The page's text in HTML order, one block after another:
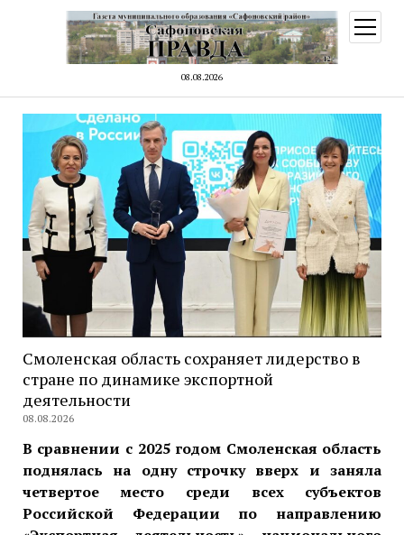
08.08.2026
меню
Смоленская область сохраняет лидерство в
стране по динамике экспортной
деятельности
08.08.2026
В сравнении с 2025 годом Смоленская область
поднялась на одну строчку вверх и заняла
четвертое место среди всех субъектов
Российской Федерации по направлению